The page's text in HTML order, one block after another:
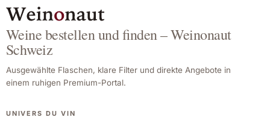
Weine bestellen und finden – Weinonaut
Schweiz
Ausgewählte Flaschen, klare Filter und direkte Angebote in
einem ruhigen Premium-Portal.
UNIVERS DU VIN